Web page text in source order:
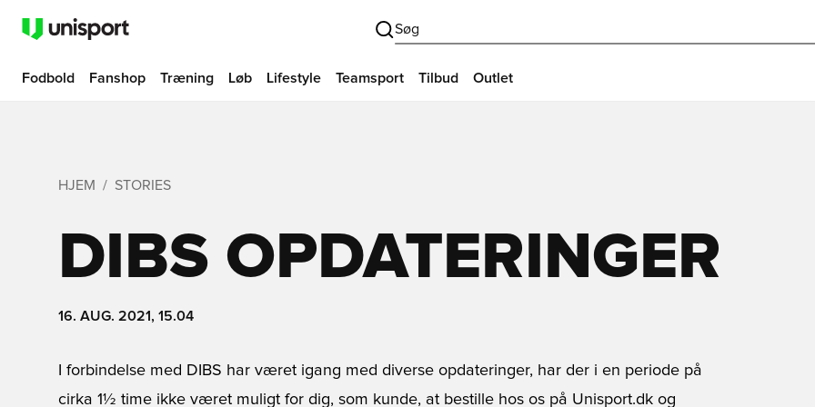
Søg
Fodbold Fanshop Træning Løb Lifestyle Teamsport Tilbud Outlet
HJEM STORIES
DIBS OPDATERINGER
16. AUG. 2021, 15.04
I forbindelse med DIBS har været igang med diverse opdateringer, har der i en periode på
cirka 1½ time ikke været muligt for dig, som kunde, at bestille hos os på Unisport.dk og